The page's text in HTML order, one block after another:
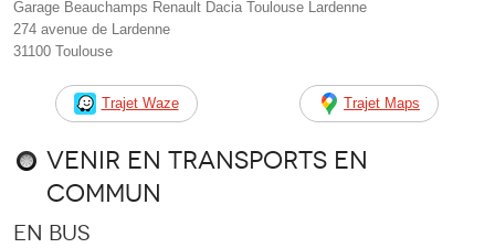
Garage Beauchamps Renault Dacia Toulouse Lardenne
274 avenue de Lardenne
31100 Toulouse
Trajet Waze Trajet Maps
Venir en transports en
commun
En bus